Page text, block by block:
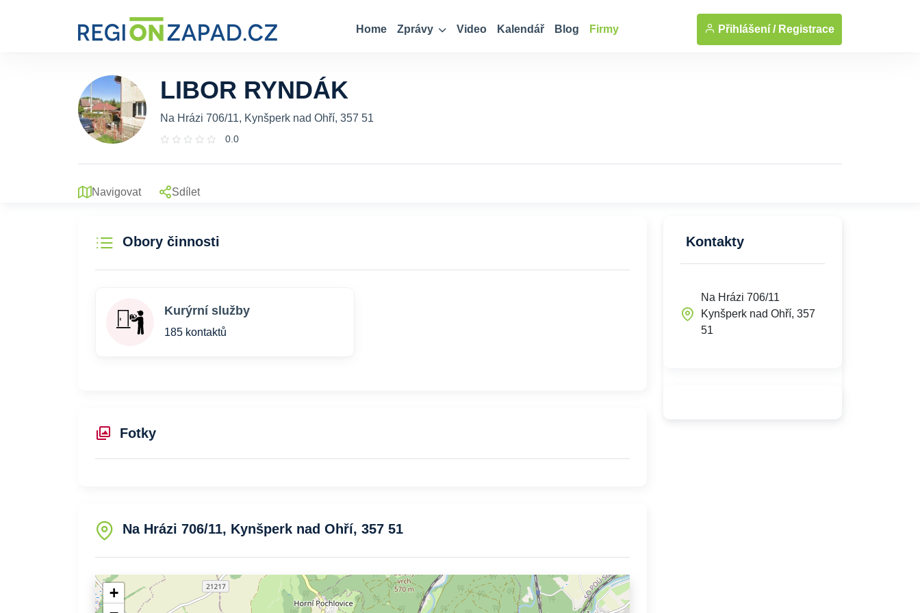
Home Zprávy Video Kalendář Blog Firmy Přihlášení / Registrace
... Zobrazit fotografie
LIBOR RYNDÁK
Na Hrázi 706/11, Kynšperk nad Ohří, 357 51
0.0
Navigovat Sdílet
Obory činnosti
Kurýrní služby
185 kontaktů
Fotky
Na Hrázi 706/11, Kynšperk nad Ohří, 357 51
+
Kontakty
Na Hrázi 706/11
Kynšperk nad Ohří, 357
51